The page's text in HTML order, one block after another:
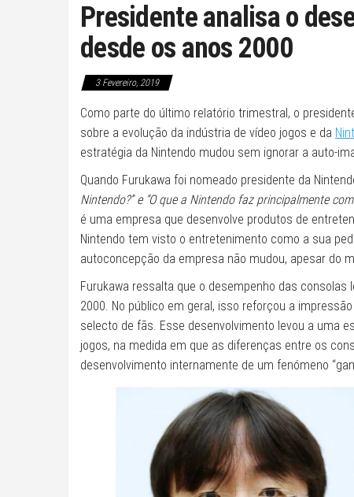
Presidente analisa o
desde os anos 2000
3 Fevereiro, 2019
Como parte do último relatório trimestral, o
sobre a evolução da indústria de vídeo jogos e da
estratégia da Nintendo mudou sem ignorar a auto-
Quando Furukawa foi nomeado presidente da
Nintendo?” e “O que a Nintendo faz principalmente
é uma empresa que desenvolve produtos de
Nintendo tem visto o entretenimento como a sua
autoconcepção da empresa não mudou, apesar do
Furukawa ressalta que o desempenho das
2000. No público em geral, isso reforçou a
selecto de fãs. Esse desenvolvimento levou a uma
jogos, na medida em que as diferenças entre os
desenvolvimento internamente de um fenómeno